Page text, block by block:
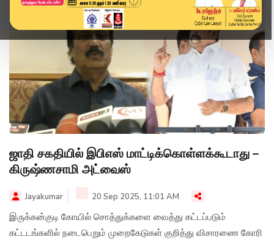
தமிழ்நாடு
ஜாதி சகதியில் இபிஎஸ் மாட்டிக்கொள்ளக்கூடாது –
கிருஷ்ணசாமி அட்வைஸ்
Jayakumar 20 Sep 2025, 11:01 AM
இருக்கன்குடி கோயில் சொத்துக்களை வைத்து கட்டப்படும்
கட்டடங்களில் நடைபெறும் முறைகேடுகள் குறித்து விசாரணை கோரி